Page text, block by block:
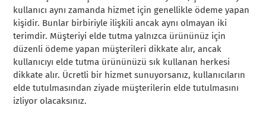
kullanıcı aynı zamanda hizmet için genellikle ödeme yapan
kişidir. Bunlar birbiriyle ilişkili ancak aynı olmayan iki
terimdir. Müşteriyi elde tutma yalnızca ürününüz için
düzenli ödeme yapan müşterileri dikkate alır, ancak
kullanıcıyı elde tutma ürününüzü sık kullanan herkesi
dikkate alır. Ücretli bir hizmet sunuyorsanız, kullanıcıların
elde tutulmasından ziyade müşterilerin elde tutulmasını
izliyor olacaksınız.